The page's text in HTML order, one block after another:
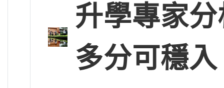
升學專家
多分可穩